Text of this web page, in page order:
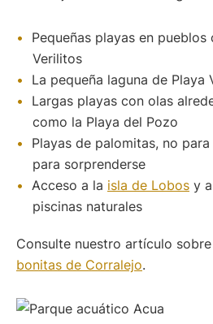
Pequeñas playas en
Verilitos
La pequeña laguna de Playa
Largas playas con olas
como la Playa del Pozo
Playas de palomitas, no
para sorprenderse
Acceso a la isla de Lobos y
piscinas naturales
Consulte nuestro artículo
bonitas de Corralejo.